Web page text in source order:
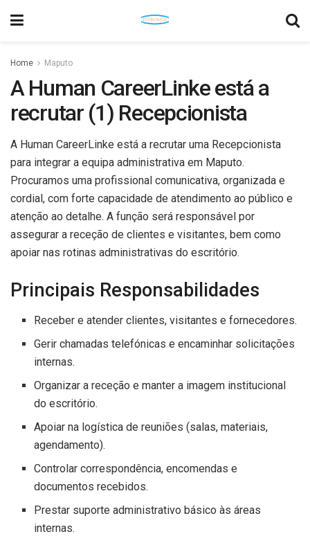
Home Maputo
A Human CareerLinke está a
recrutar (1) Recepcionista
A Human CareerLinke está a recrutar uma Recepcionista
para integrar a equipa administrativa em Maputo.
Procuramos uma profissional comunicativa, organizada e
cordial, com forte capacidade de atendimento ao público e
atenção ao detalhe. A função será responsável por
assegurar a receção de clientes e visitantes, bem como
apoiar nas rotinas administrativas do escritório.
Principais Responsabilidades
Receber e atender clientes, visitantes e fornecedores.
Gerir chamadas telefónicas e encaminhar solicitações
internas.
Organizar a receção e manter a imagem institucional
do escritório.
Apoiar na logística de reuniões (salas, materiais,
agendamento).
Controlar correspondência, encomendas e
documentos recebidos.
Prestar suporte administrativo básico às áreas
internas.